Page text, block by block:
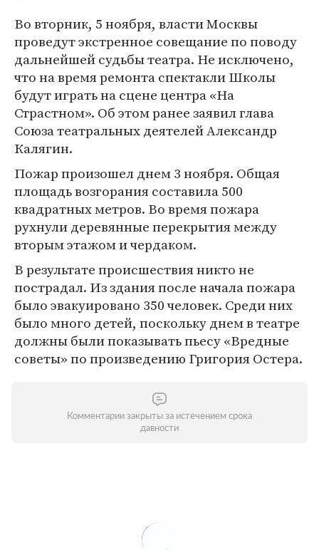
Во вторник, 5 ноября, власти Москвы
проведут экстренное совещание по поводу
дальнейшей судьбы театра. Не исключено,
что на время ремонта спектакли Школы
будут играть на сцене центра «На
Страстном». Об этом ранее заявил глава
Союза театральных деятелей Александр
Калягин.
Пожар произошел днем 3 ноября. Общая
площадь возгорания составила 500
квадратных метров. Во время пожара
рухнули деревянные перекрытия между
вторым этажом и чердаком.
В результате происшествия никто не
пострадал. Из здания после начала пожара
было эвакуировано 350 человек. Среди них
было много детей, поскольку днем в театре
должны были показывать пьесу «Вредные
советы» по произведению Григория Остера.
Комментарии закрыты за истечением срока
давности